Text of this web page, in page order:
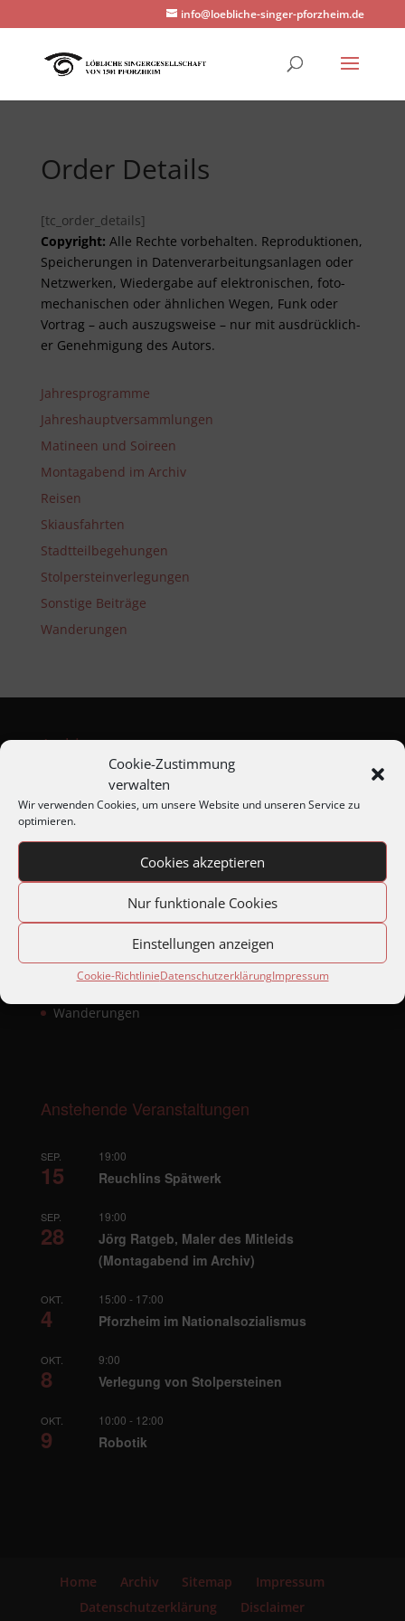
Cookie-Zustimmung
verwalten
Wir verwenden Cookies, um unsere Website und unseren Service zu
optimieren.
Cookies akzeptieren
Nur funktionale Cookies
Einstellungen anzeigen
Cookie-RichtlinieDatenschutzerklärungImpressum
info@loebliche-singer-pforzheim.de
Order Details
[tc_order_details]
Copyright: Alle Rechte vor­be­halt­en. Re­pro­duktionen,
Spei­cher­ungen in Daten­ver­arbeitungs­anlag­en oder
Netz­werken, Wieder­gabe auf elektro­nisch­en, foto­
mech­anisch­en oder ähnlich­en Wegen, Funk oder
Vor­trag – auch aus­zugs­weise – nur mit aus­drück­lich­
er Genehm­ig­ung des Autors.
Jahresprogramme
Jahreshauptversammlungen
Matineen und Soireen
Montagabend im Archiv
Reisen
Skiausfahrten
Stadtteilbegehungen
Stolpersteinverlegungen
Sonstige Beiträge
Wanderungen
Archiv
Jahresprogramme
Jahreshauptversammlungen
Matineen und Soireen
Montagabend im Archiv
Reisen
Skiausfahrten
Stadtteilbegehungen
Stolpersteinverlegungen
Sonstige Beiträge
Wanderungen
Anstehende Veranstaltungen
SEP.
15
19:00
Reuchlins Spätwerk
SEP.
28
19:00
Jörg Ratgeb, Maler des Mitleids
(Montagabend im Archiv)
OKT.
4
15:00 - 17:00
Pforzheim im Nationalsozialismus
OKT.
8
9:00
Verlegung von Stolpersteinen
OKT.
9
10:00 - 12:00
Robotik
Home Archiv Sitemap
Impressum
Datenschutzerklärung
Disclaimer